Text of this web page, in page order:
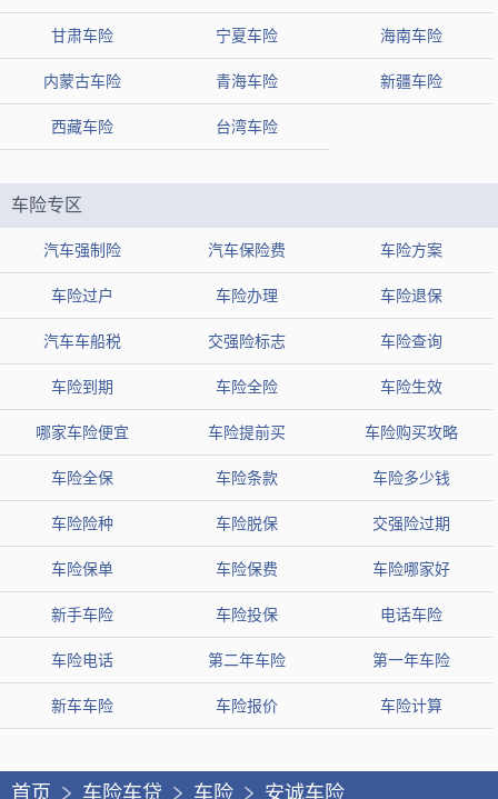
甘肃车险 宁夏车险 海南车险
内蒙古车险 青海车险 新疆车险
西藏车险 台湾车险
车险专区
汽车强制险 汽车保险费 车险方案
车险过户 车险办理 车险退保
汽车车船税 交强险标志 车险查询
车险到期 车险全险 车险生效
哪家车险便宜 车险提前买 车险购买攻略
车险全保 车险条款 车险多少钱
车险险种 车险脱保 交强险过期
车险保单 车险保费 车险哪家好
新手车险 车险投保 电话车险
车险电话 第二年车险 第一年车险
新车车险 车险报价 车险计算
首页 车险车贷 车险 安诚车险